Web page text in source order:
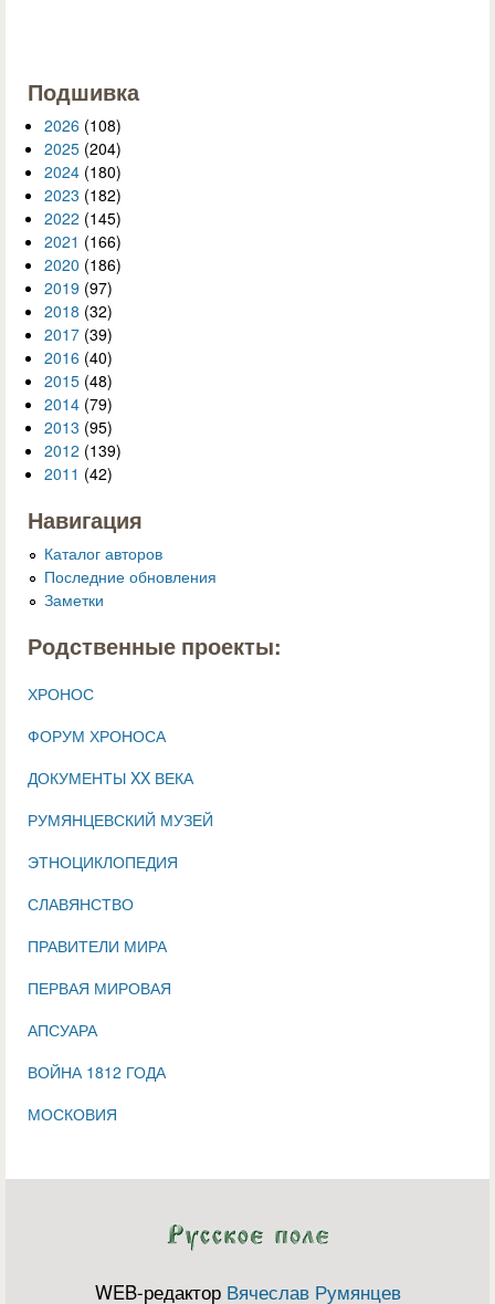
Подшивка
2026 (108)
2025 (204)
2024 (180)
2023 (182)
2022 (145)
2021 (166)
2020 (186)
2019 (97)
2018 (32)
2017 (39)
2016 (40)
2015 (48)
2014 (79)
2013 (95)
2012 (139)
2011 (42)
Навигация
Каталог авторов
Последние обновления
Заметки
Родственные проекты:
ХРОНОС
ФОРУМ ХРОНОСА
ДОКУМЕНТЫ XX ВЕКА
РУМЯНЦЕВСКИЙ МУЗЕЙ
ЭТНОЦИКЛОПЕДИЯ
СЛАВЯНСТВО
ПРАВИТЕЛИ МИРА
ПЕРВАЯ МИРОВАЯ
АПСУАРА
ВОЙНА 1812 ГОДА
МОСКОВИЯ
WEB-редактор Вячеслав Румянцев